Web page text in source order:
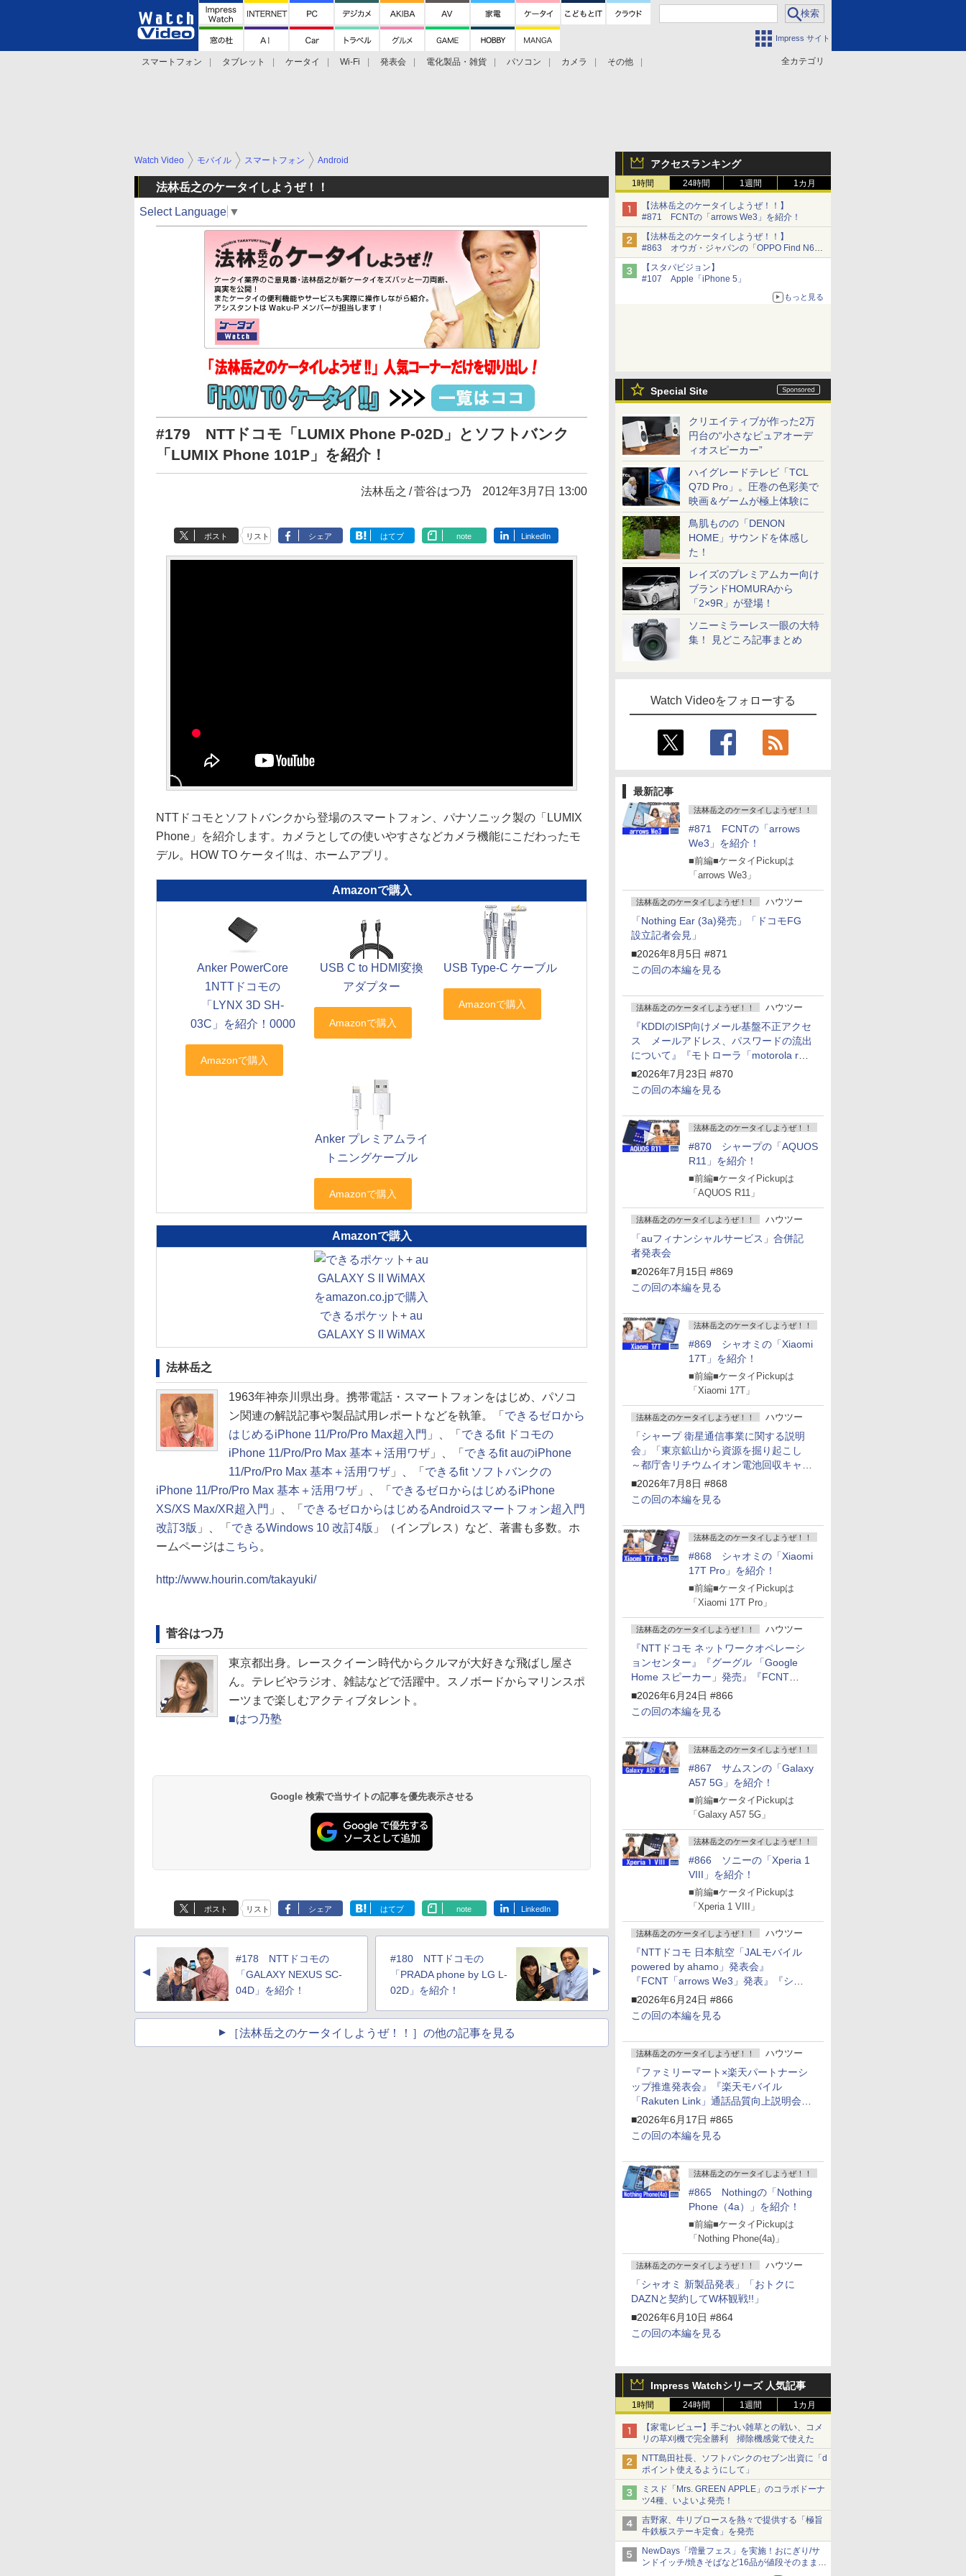
Impress サイト
全カテゴリ
スマートフォン タブレット ケータイ Wi-Fi 発表会 電化製品・雑貨 パソコン カメラ
その他
アクセスランキング
1時間 24時間 1週間 1カ月
【法林岳之のケータイしようぜ！！】
#871 FCNTの「arrows We3」を紹介！
【法林岳之のケータイしようぜ！！】
#863 オウガ・ジャパンの「OPPO Find N6」
を紹介！
【スタパビジョン】
#107 Apple「iPhone 5」
もっと見る
Special Site
クリエイティブが作った2万
円台の“小さなピュアオーデ
ィオスピーカー”
ハイグレードテレビ「TCL
Q7D Pro」。圧巻の色彩美で
映画＆ゲームが極上体験に
鳥肌ものの「DENON
HOME」サウンドを体感し
た！
レイズのプレミアムカー向け
ブランドHOMURAから
「2×9R」が登場！
ソニーミラーレス一眼の大特
集！ 見どころ記事まとめ
Watch Videoをフォローする
最新記事
法林岳之のケータイしようぜ！！
#871 FCNTの「arrows
We3」を紹介！
■前編■ケータイPickupは
「arrows We3」
法林岳之のケータイしようぜ！！ ハウツー
「Nothing Ear (3a)発売」「ドコモFG
設立記者会見」
■2026年8月5日 #871
この回の本編を見る
法林岳之のケータイしようぜ！！ ハウツー
『KDDIのISP向けメール基盤不正アクセ
ス メールアドレス、パスワードの流出
について』『モトローラ「motorola razr
fold」発表』『サムスン「Galaxy
Unpacked」開催』
■2026年7月23日 #870
この回の本編を見る
法林岳之のケータイしようぜ！！
#870 シャープの「AQUOS
R11」を紹介！
■前編■ケータイPickupは
「AQUOS R11」
法林岳之のケータイしようぜ！！ ハウツー
「auフィナンシャルサービス」合併記
者発表会
■2026年7月15日 #869
この回の本編を見る
法林岳之のケータイしようぜ！！
#869 シャオミの「Xiaomi
17T」を紹介！
■前編■ケータイPickupは
「Xiaomi 17T」
法林岳之のケータイしようぜ！！ ハウツー
「シャープ 衛星通信事業に関する説明
会」「東京鉱山から資源を掘り起こし
～都庁舎リチウムイオン電池回収キャン
ペーン～」
■2026年7月8日 #868
この回の本編を見る
法林岳之のケータイしようぜ！！
#868 シャオミの「Xiaomi
17T Pro」を紹介！
■前編■ケータイPickupは
「Xiaomi 17T Pro」
法林岳之のケータイしようぜ！！ ハウツー
『NTTドコモ ネットワークオペレーシ
ョンセンター』『グーグル 「Google
Home スピーカー」発売』『FCNT
「arrows Alpha2」発表』『KDDI
「povo2.0」サービス説明会』
■2026年6月24日 #866
この回の本編を見る
法林岳之のケータイしようぜ！！
#867 サムスンの「Galaxy
A57 5G」を紹介！
■前編■ケータイPickupは
「Galaxy A57 5G」
法林岳之のケータイしようぜ！！
#866 ソニーの「Xperia 1
VIII」を紹介！
■前編■ケータイPickupは
「Xperia 1 VIII」
法林岳之のケータイしようぜ！！ ハウツー
『NTTドコモ 日本航空「JALモバイル
powered by ahamo」発表会』
『FCNT「arrows We3」発表』『シャ
ープ 新製品発表会』
■2026年6月24日 #866
この回の本編を見る
法林岳之のケータイしようぜ！！ ハウツー
『ファミリーマート×楽天パートナーシ
ップ推進発表会』『楽天モバイル
「Rakuten Link」通話品質向上説明会』
『Google Storeを今年夏、東京・表参道
にオープン』『KDDI ローソン「ハッピ
ーローソンタウン池田伏尾台店」オープ
■2026年6月17日 #865
この回の本編を見る
法林岳之のケータイしようぜ！！
#865 Nothingの「Nothing
Phone（4a）」を紹介！
■前編■ケータイPickupは
「Nothing Phone(4a)」
法林岳之のケータイしようぜ！！ ハウツー
「シャオミ 新製品発表」「おトクに
DAZNと契約してW杯観戦!!」
■2026年6月10日 #864
この回の本編を見る
Impress Watchシリーズ 人気記事
1時間 24時間 1週間 1カ月
【家電レビュー】手ごわい雑草との戦い、コメ
リの草刈機で完全勝利 掃除機感覚で使えた
NTT島田社長、ソフトバンクのセブン出資に「d
ポイント使えるようにして」
ミスド「Mrs. GREEN APPLE」のコラボドーナ
ツ4種、いよいよ発売！
吉野家、牛リブロースを熱々で提供する「極旨
牛鉄板ステーキ定食」を発売
NewDays「増量フェス」を実施！おにぎり/サ
ンドイッチ/焼きそばなど16品が値段そのままで
Watch Video モバイル スマートフォン Android
法林岳之のケータイしようぜ！！
Select Language ▼
#179 NTTドコモ「LUMIX Phone P-02D」とソフトバンク
「LUMIX Phone 101P」を紹介！
法林岳之 菅谷はつ乃 2012年3月7日 13:00
ポスト リスト シェア はてブ note LinkedIn
NTTドコモとソフトバンクから登場のスマートフォン、パナソニック製の「LUMIX
Phone」を紹介します。カメラとしての使いやすさなどカメラ機能にこだわったモ
デル。HOW TO ケータイ!!は、ホームアプリ。
Amazonで購入
Anker PowerCore
1NTTドコモの
「LYNX 3D SH-
03C」を紹介！0000
USB C to HDMI変換
アダプター
USB Type-C ケーブル
Anker プレミアムライ
トニングケーブル
Amazonで購入
できるポケット+ au
GALAXY S II WiMAX
法林岳之
1963年神奈川県出身。携帯電話・スマートフォンをはじめ、パソコ
ン関連の解説記事や製品試用レポートなどを執筆。「 できるゼロから
はじめるiPhone 11/Pro/Pro Max超入門 」、「 できるfit ドコモの
iPhone 11/Pro/Pro Max 基本＋活用ワザ 」、「 できるfit auのiPhone
11/Pro/Pro Max 基本＋活用ワザ 」、「 できるfit ソフトバンクの
iPhone 11/Pro/Pro Max 基本＋活用ワザ 」、「 できるゼロからはじめるiPhone
XS/XS Max/XR超入門 」、「 できるゼロからはじめるAndroidスマートフォン超入門
改訂3版 」、「 できるWindows 10 改訂4版 」（インプレス）など、著書も多数。ホ
ームページはこちら 。
http://www.hourin.com/takayuki/
菅谷はつ乃
東京都出身。レースクイーン時代からクルマが大好きな飛ばし屋さ
ん。テレビやラジオ、雑誌などで活躍中。スノボードからマリンスポ
ーツまで楽しむアクティブタレント。
■はつ乃塾
Google 検索で当サイトの記事を優先表示させる
ポスト リスト シェア はてブ note LinkedIn
▲
#178 NTTドコモの
「GALAXY NEXUS SC-
04D」を紹介！
#180 NTTドコモの
「PRADA phone by LG L-
02D」を紹介！
▲
［法林岳之のケータイしようぜ！！］の他の記事を見る